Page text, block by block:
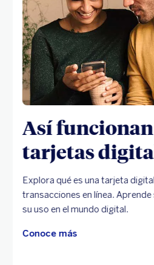
Así
tarjetas
Explora qué es una tarjeta
transacciones en línea.
su uso en el mundo digital.
Conoce más